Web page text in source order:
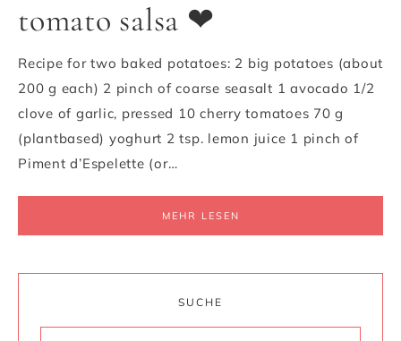
tomato salsa ❤
Recipe for two baked potatoes: 2 big potatoes (about
200 g each) 2 pinch of coarse seasalt 1 avocado 1/2
clove of garlic, pressed 10 cherry tomatoes 70 g
(plantbased) yoghurt 2 tsp. lemon juice 1 pinch of
Piment d’Espelette (or…
MEHR LESEN
SUCHE